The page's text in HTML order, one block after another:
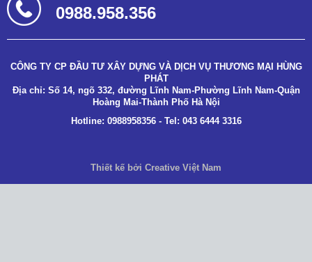
0988.958.356
CÔNG TY CP ĐẦU TƯ XÂY DỰNG VÀ DỊCH VỤ THƯƠNG MẠI HÙNG
PHÁT
Địa chỉ: Số 14, ngõ 332, đường Lĩnh Nam-Phường Lĩnh Nam-Quận
Hoàng Mai-Thành Phố Hà Nội
Hotline: 0988958356 - Tel: 043 6444 3316
Thiết kế bởi Creative Việt Nam